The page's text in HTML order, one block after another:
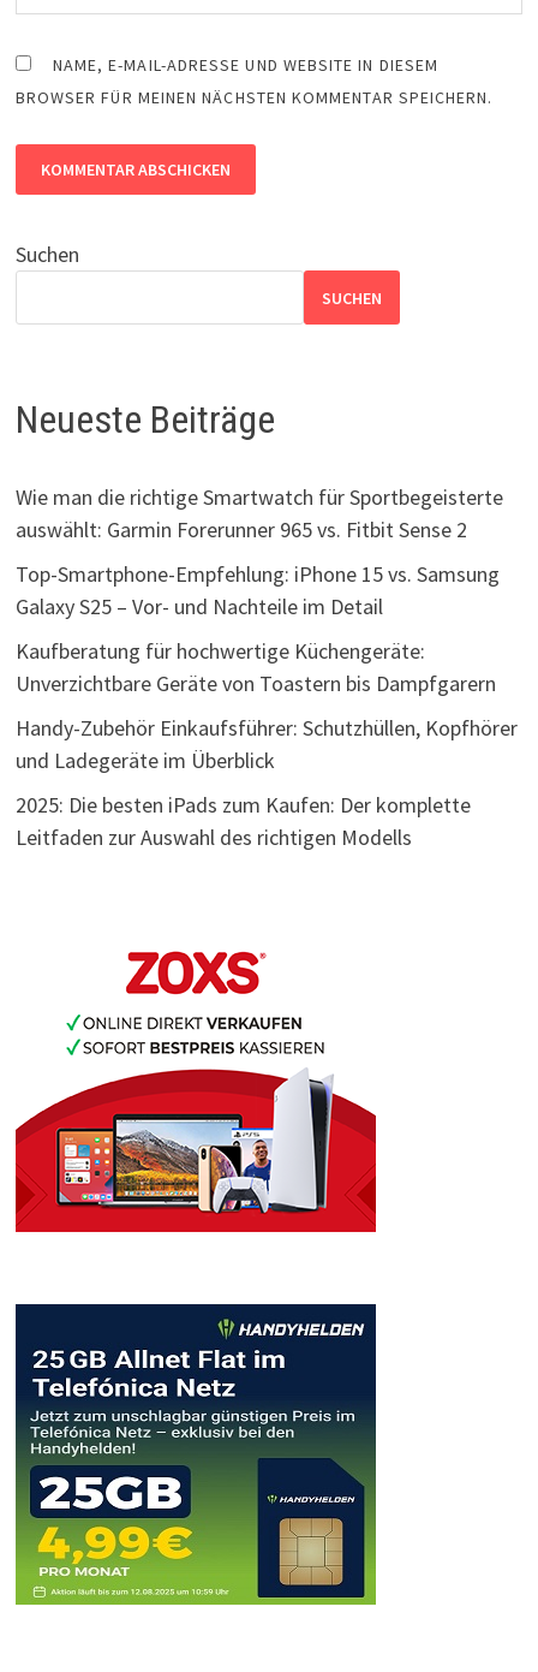
NAME, E-MAIL-ADRESSE UND WEBSITE IN DIESEM
BROWSER FÜR MEINEN NÄCHSTEN KOMMENTAR SPEICHERN.
Suchen
SUCHEN
Neueste Beiträge
Wie man die richtige Smartwatch für Sportbegeisterte
auswählt: Garmin Forerunner 965 vs. Fitbit Sense 2
Top-Smartphone-Empfehlung: iPhone 15 vs. Samsung
Galaxy S25 – Vor- und Nachteile im Detail
Kaufberatung für hochwertige Küchengeräte:
Unverzichtbare Geräte von Toastern bis Dampfgarern
Handy-Zubehör Einkaufsführer: Schutzhüllen, Kopfhörer
und Ladegeräte im Überblick
2025: Die besten iPads zum Kaufen: Der komplette
Leitfaden zur Auswahl des richtigen Modells